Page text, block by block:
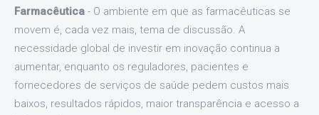
Farmacêutica - O ambiente em que as farmacêuticas se
movem é, cada vez mais, tema de discussão. A
necessidade global de investir em inovação continua a
aumentar, enquanto os reguladores, pacientes e
fornecedores de serviços de saúde pedem custos mais
baixos, resultados rápidos, maior transparência e acesso a